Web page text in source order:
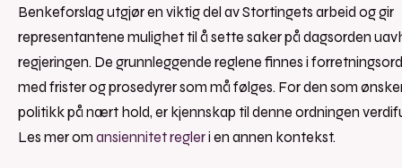
Benkeforslag utgjør en viktig del av Stortingets arbeid og gir
representantene mulighet til å sette saker på dagsorden
regjeringen. De grunnleggende reglene finnes i
med frister og prosedyrer som må følges. For den som
politikk på nært hold, er kjennskap til denne ordningen
Les mer om ansiennitet regleri en annen kontekst.